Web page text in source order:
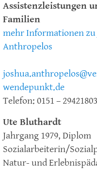
Assistenzleistungen
Familien
mehr Informationen zu
Anthropelos
wendepunkt.de
Telefon: 0151 – 29421803
Ute Bluthardt
Jahrgang 1979, Diplom
Sozialarbeiterin/
Natur- und